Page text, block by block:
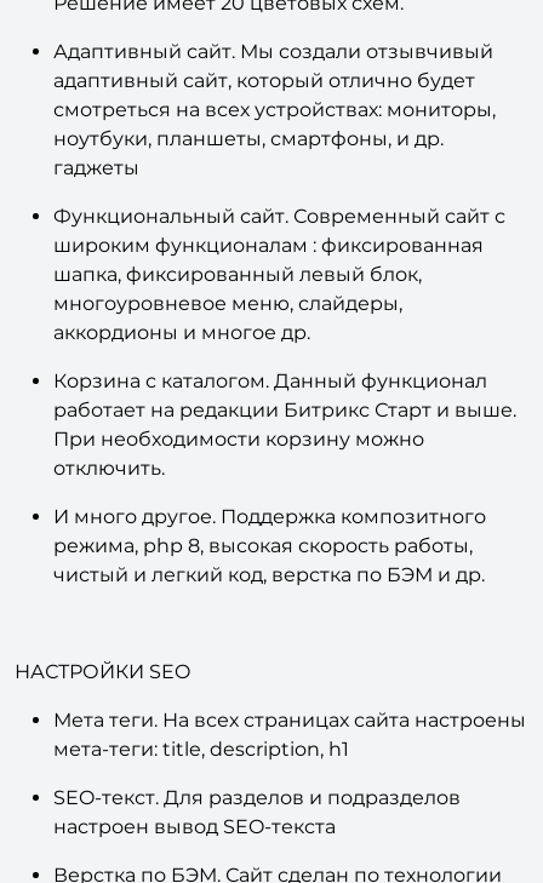
количества сайтов в данном сегменте.
Решение имеет 20 цветовых схем.
Адаптивный сайт. Мы создали отзывчивый
адаптивный сайт, который отлично будет
смотреться на всех устройствах: мониторы,
ноутбуки, планшеты, смартфоны, и др.
гаджеты
Функциональный сайт. Современный сайт с
широким функционалам : фиксированная
шапка, фиксированный левый блок,
многоуровневое меню, слайдеры,
аккордионы и многое др.
Корзина с каталогом. Данный функционал
работает на редакции Битрикс Старт и выше.
При необходимости корзину можно
отключить.
И много другое. Поддержка композитного
режима, php 8, высокая скорость работы,
НАСТРОЙКИ SEO
Мета теги. На всех страницах сайта настроены
мета-теги: title, description, h1
SEO-текст. Для разделов и подразделов
настроен вывод SEO-текста